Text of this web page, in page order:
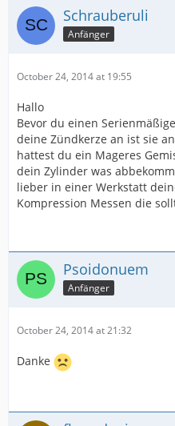
Schrauberuli
Anfänger
October 24, 2014 at 19:55
Hallo
Bevor du einen
deine Zündkerze an ist sie
hattest du ein Mageres
dein Zylinder was
lieber in einer Werkstatt
Kompression Messen die
Psoidonuem
Anfänger
October 24, 2014 at 21:32
Danke